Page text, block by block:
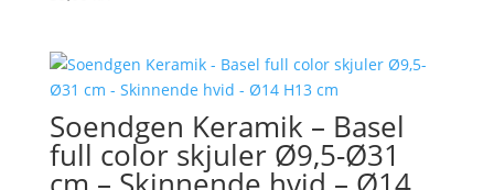
Soendgen Keramik – Basel
full color skjuler Ø9,5-Ø31